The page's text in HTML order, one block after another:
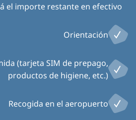
el importe restante en efectivo.
Orientación
(tarjeta SIM de prepago,
productos de higiene, etc.)
Recogida en el aeropuerto